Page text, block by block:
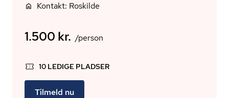
Kontakt: Roskilde
1.500 kr. /person
10 LEDIGE PLADSER
Tilmeld nu